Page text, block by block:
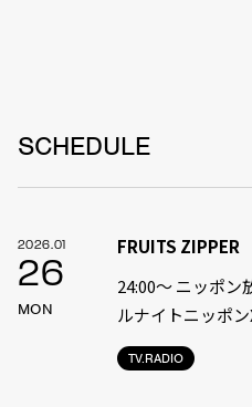
SCHEDULE
2026.01
26
MON
TV.RADIO
FRUITS ZIPPER
24:00〜 ニッポン
ルナイトニッポン